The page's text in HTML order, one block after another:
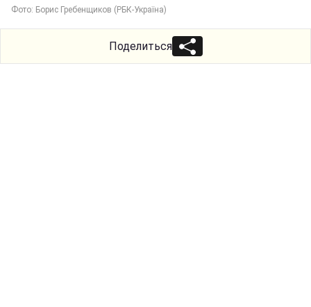
Фото: Борис Гребенщиков (РБК-Україна)
Поделиться